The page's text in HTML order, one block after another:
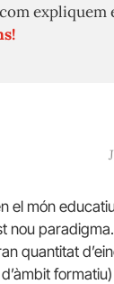
expliquem
el món
nou
quantitat